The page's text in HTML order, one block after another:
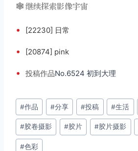
🕸️ 继续探索影像宇宙
• [22230] 日常
• [20874] pink
• 投稿作品No.6524 初到大理
文
章
标
签：
#作品 #分享 #投稿 #生活
#胶卷摄影 #胶片 #胶片摄影
#色彩